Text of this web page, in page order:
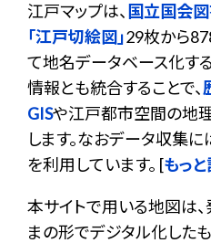
江戸マップは、 国立国会
「江戸切絵図」29枚から
て地名データベース化す
情報とも統合することで、
GISや江戸都市空間の地
します。なおデータ収集に
を利用しています。 [もっと
本サイトで用いる地図は
まの形でデジタル化した